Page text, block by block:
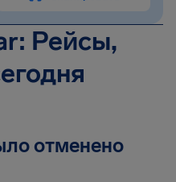
Рейсы,
отменено